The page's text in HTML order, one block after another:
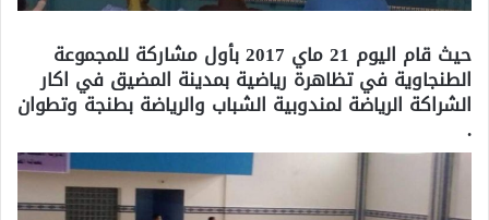
حيث قام اليوم 21 ماي 2017 بأول مشاركة للمجموعة
الطنجاوية في تظاهرة رياضية بمدينة المضيق في اكار
الشراكة الرياضة لمندوبية الشباب والرياضة بطنجة وتطوان
.